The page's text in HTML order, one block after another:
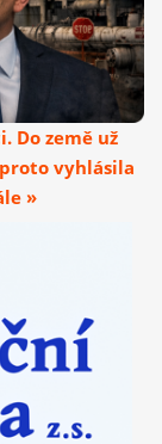
Do země už
vyhlásila
»